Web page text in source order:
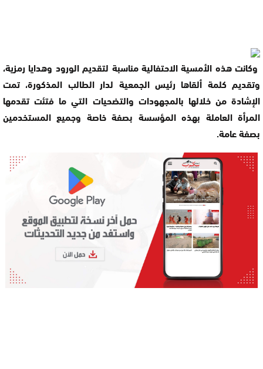
وكانت هذه الأمسية الاحتفالية مناسبة لتقديم الورود وهدايا رمزية،
وتقديم كلمة ألقاها رئيس الجمعية لدار الطالب المذكورة، تمت
الإشادة من خلالها بالمجهودات والتضحيات التي ما فتئت تقدمها
المرأة العاملة بهذه المؤسسة بصفة خاصة وجميع المستخدمين
بصفة عامة.